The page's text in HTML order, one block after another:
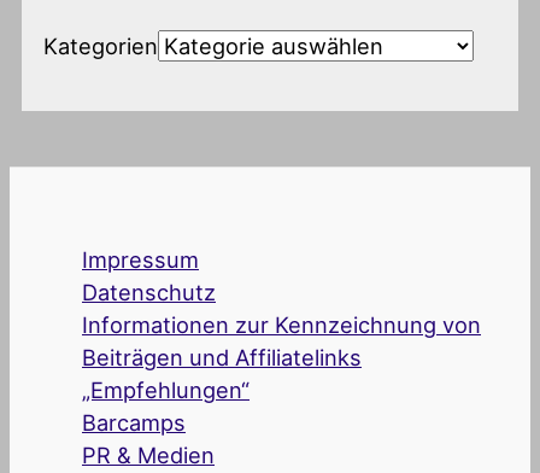
Kategorien
Impressum
Datenschutz
Informationen zur Kennzeichnung von
Beiträgen und Affiliatelinks
„Empfehlungen“
Barcamps
PR & Medien